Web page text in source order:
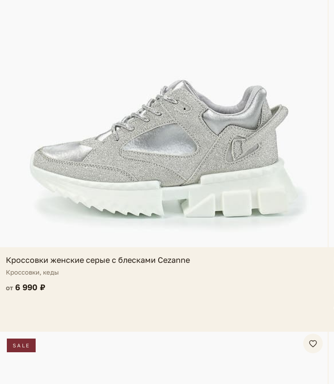
Кроссовки женские серые с блесками Cezanne
Кроссовки, кеды
от 6 990 ₽
SALE